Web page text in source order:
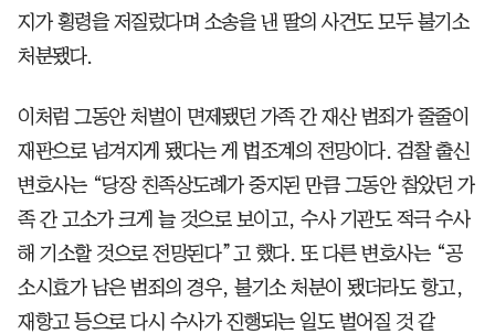
지가 횡령을 저질렀다며 소송을 낸 딸의 사건도 모두 불기소
처분됐다.
이처럼 그동안 처벌이 면제됐던 가족 간 재산 범죄가 줄줄이
재판으로 넘겨지게 됐다는 게 법조계의 전망이다. 검찰 출신
변호사는 “당장 친족상도례가 중지된 만큼 그동안 참았던 가
족 간 고소가 크게 늘 것으로 보이고, 수사 기관도 적극 수사
해 기소할 것으로 전망된다”고 했다. 또 다른 변호사는 “공
소시효가 남은 범죄의 경우, 불기소 처분이 됐더라도 항고,
재항고 등으로 다시 수사가 진행되는 일도 벌어질 것 같